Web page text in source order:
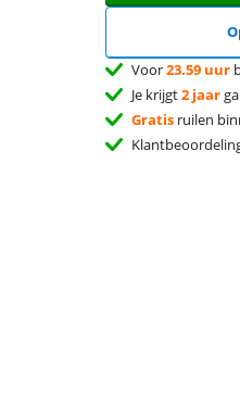
Voor23.59 uur
Je krijgt2 jaar
Gratis ruilen